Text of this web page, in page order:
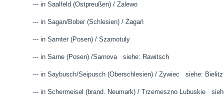
--- in Saalfeld (Ostpreußen) / Zalewo
--- in Sagan/Bober (Schlesien) / Żagań
--- in Samter (Posen) / Szamotuly
--- in Sarne (Posen) /Sarnova siehe: Rawitsch
--- in Saybusch/Seipusch (Oberschlesien) / Zywiec siehe: Bielitz
--- in Schermeisel (brand. Neumark) / Trzemeszno Lubuskie